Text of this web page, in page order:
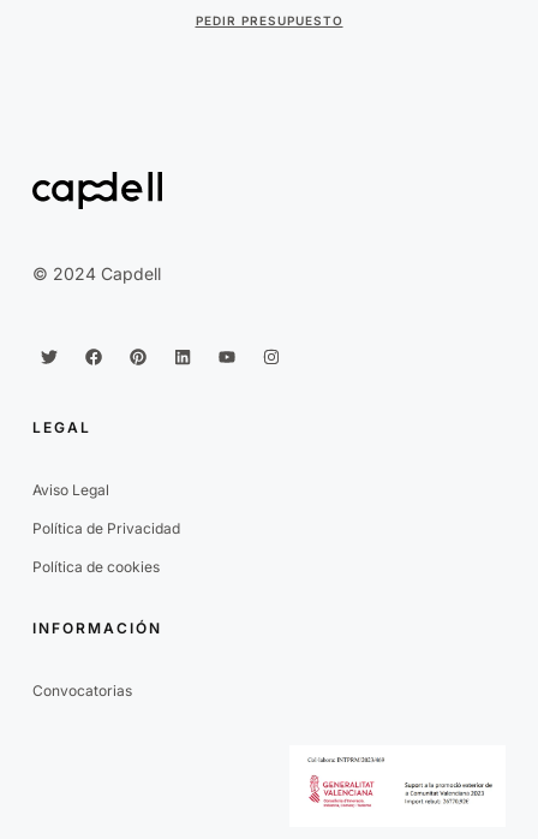
PEDIR PRESUPUESTO
© 2024 Capdell
LEGAL
Aviso Legal
Política de Privacidad
Política de cookies
INFORMACIÓN
Convocatorias